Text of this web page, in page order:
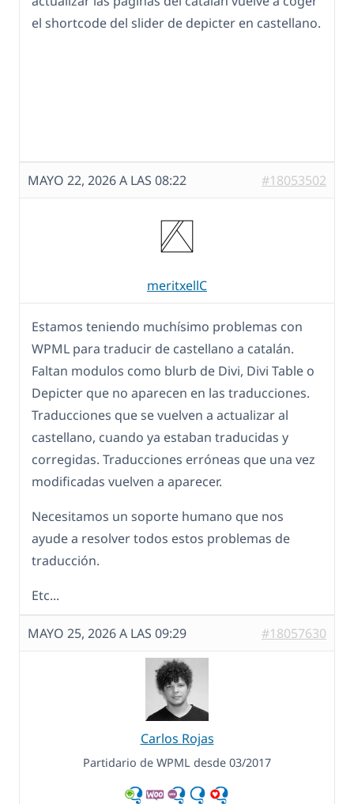
el shortcode del slider de depicter en castellano.
MAYO 22, 2026 A LAS 08:22 #18053502
meritxellC
Estamos teniendo muchísimo problemas con
WPML para traducir de castellano a catalán.
Faltan modulos como blurb de Divi, Divi Table o
Depicter que no aparecen en las traducciones.
Traducciones que se vuelven a actualizar al
castellano, cuando ya estaban traducidas y
corregidas. Traducciones erróneas que una vez
modificadas vuelven a aparecer.
Necesitamos un soporte humano que nos
ayude a resolver todos estos problemas de
traducción.
Etc...
MAYO 25, 2026 A LAS 09:29 #18057630
Carlos Rojas
Partidario de WPML desde 03/2017